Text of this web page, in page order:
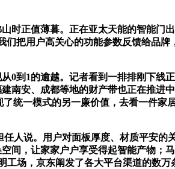
正值薄暮。正在亚太天能的智能门
把用户高关心的功能参数反馈给品
1的逾越。记者看到一排排刚下线
南安、成都等地的财产带也正在推进
统一模式的另一廉价值，去看一件家
说。用户对面板厚度、材质平安的
，让家家户户享受得起智能产物；
场，京东阐发了各大平台渠道的数